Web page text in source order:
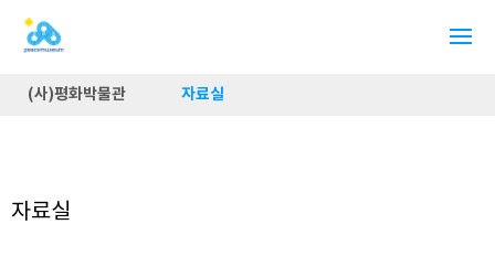
(사)평화박물관 자료실
자료실